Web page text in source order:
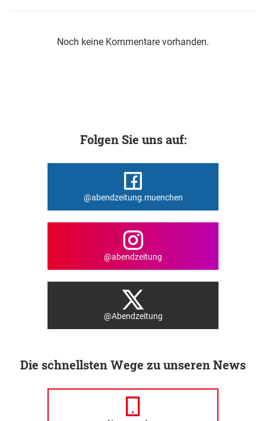
Noch keine Kommentare vorhanden.
Folgen Sie uns auf:
@abendzeitung.muenchen
@abendzeitung
@Abendzeitung
Die schnellsten Wege zu unseren News